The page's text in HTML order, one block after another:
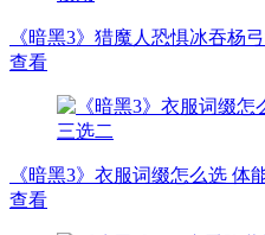
《暗黑3》猎魔人恐惧冰吞杨
查看
《暗黑3》衣服词缀怎么选 体
查看